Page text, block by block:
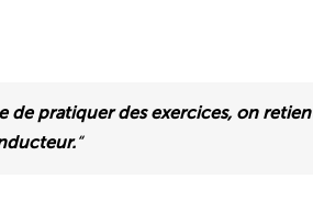
de pratiquer des exercices, on
“